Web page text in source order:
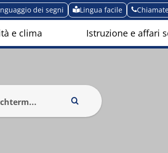
dei segni Lingua facile
e clima Istruzione e affari